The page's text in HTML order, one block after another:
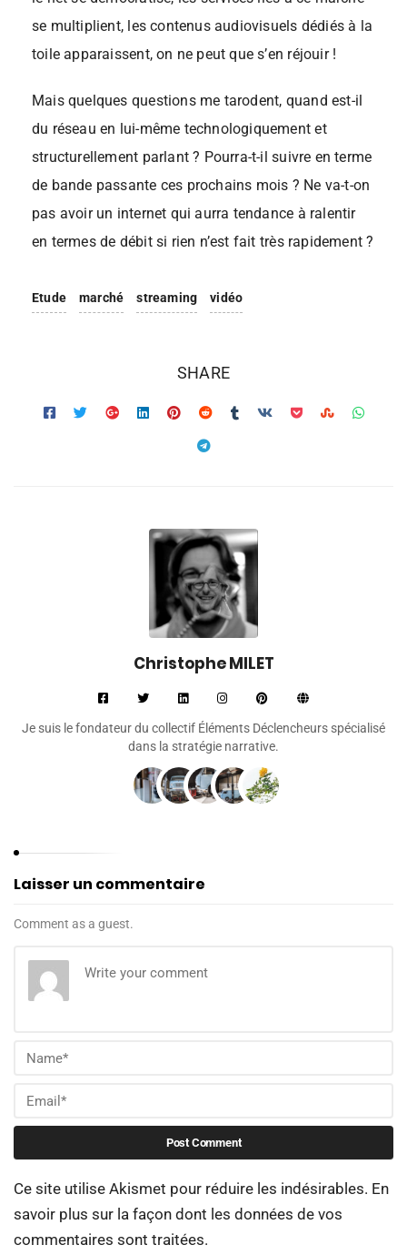
se multiplient, les contenus audiovisuels dédiés à la
toile apparaissent, on ne peut que s’en réjouir !
Mais quelques questions me tarodent, quand est-il
du réseau en lui-même technologiquement et
structurellement parlant ? Pourra-t-il suivre en terme
de bande passante ces prochains mois ? Ne va-t-on
pas avoir un internet qui aurra tendance à ralentir
en termes de débit si rien n’est fait très rapidement ?
Etude marché streaming vidéo
SHARE
Christophe MILET
Je suis le fondateur du collectif Éléments Déclencheurs spécialisé
dans la stratégie narrative.
Laisser un commentaire
Comment as a guest.
Ce site utilise Akismet pour réduire les indésirables. En
savoir plus sur la façon dont les données de vos
commentaires sont traitées.